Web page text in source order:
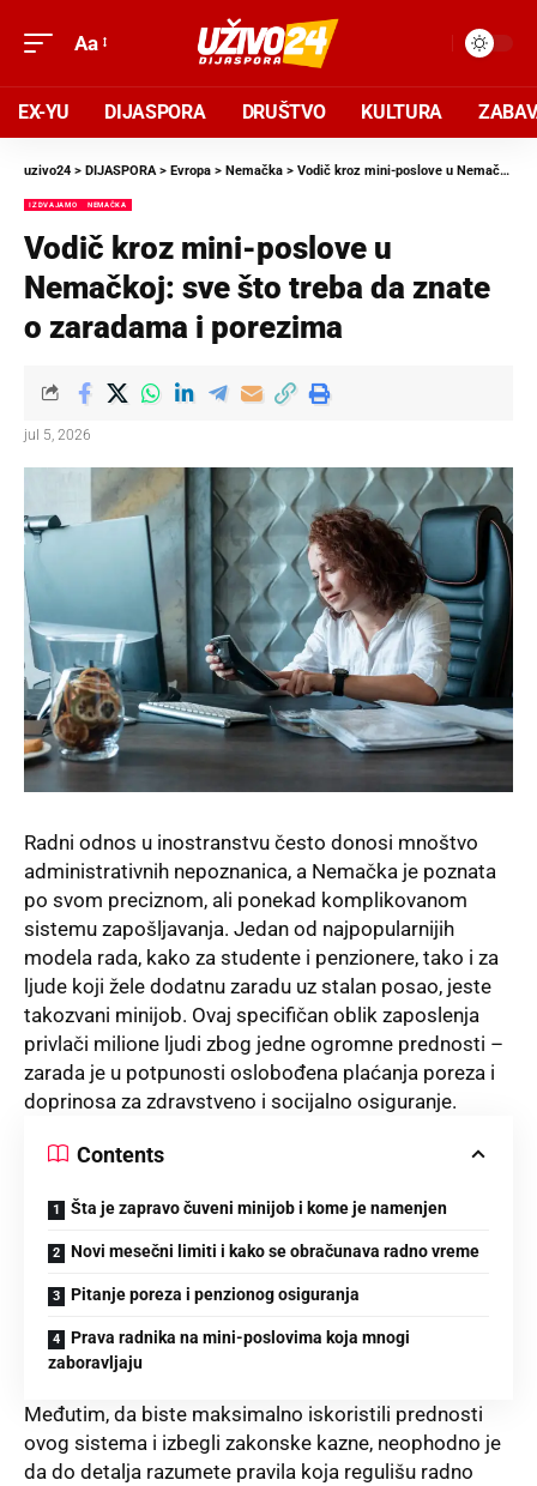
Aa
EX-YU DIJASPORA DRUŠTVO KULTURA
uzivo24 > DIJASPORA> Evropa > Nemačka > Vodič kroz mini-poslove u Nemačkoj: sve što treba da znate o zaradama i porezima
IZDVAJAMO NEMAČKA
Vodič kroz mini-poslove u
Nemačkoj: sve što treba da znate
o zaradama i porezima
jul 5, 2026
Radni odnos u inostranstvu često donosi mnoštvo
administrativnih nepoznanica, a Nemačka je poznata
po svom preciznom, ali ponekad komplikovanom
sistemu zapošljavanja. Jedan od najpopularnijih
modela rada, kako za studente i penzionere, tako i za
ljude koji žele dodatnu zaradu uz stalan posao, jeste
takozvani minijob. Ovaj specifičan oblik zaposlenja
privlači milione ljudi zbog jedne ogromne prednosti –
zarada je u potpunosti oslobođena plaćanja poreza i
doprinosa za zdravstveno i socijalno osiguranje.
Contents
Šta je zapravo čuveni minijob i kome je namenjen
Novi mesečni limiti i kako se obračunava radno vreme
Pitanje poreza i penzionog osiguranja
Prava radnika na mini-poslovima koja mnogi
zaboravljaju
Međutim, da biste maksimalno iskoristili prednosti
ovog sistema i izbegli zakonske kazne, neophodno je
da do detalja razumete pravila koja regulišu radno